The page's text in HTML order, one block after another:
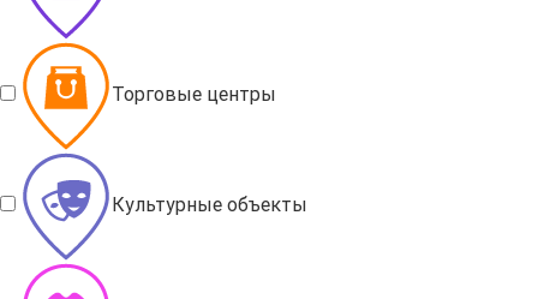
Торговые центры
Культурные объекты